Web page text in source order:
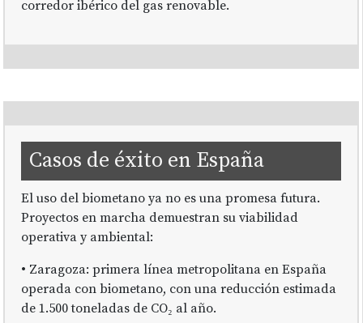
corredor ibérico del gas renovable.
Casos de éxito en España
El uso del biometano ya no es una promesa futura.
Proyectos en marcha demuestran su viabilidad
operativa y ambiental:
• Zaragoza: primera línea metropolitana en España
operada con biometano, con una reducción estimada
de 1.500 toneladas de CO₂ al año.